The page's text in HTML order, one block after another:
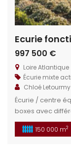
Ecurie
997 500 €
Loire Atlantique
Écurie mixte
Chloé Letourmy
Écurie / centre
boxes avec
des chemins de
équestres vous
150 000 m2